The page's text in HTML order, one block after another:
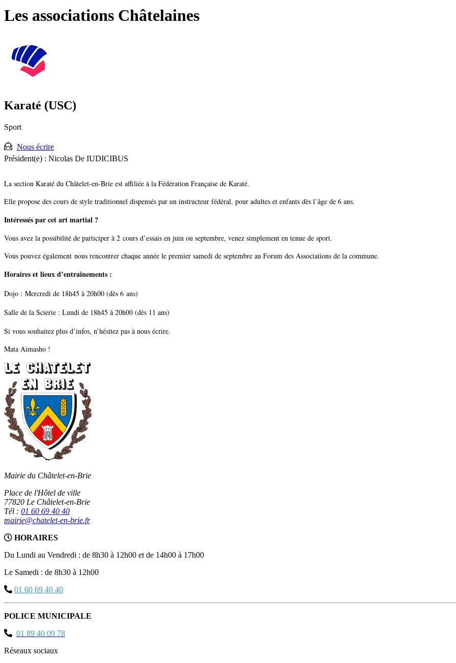
Les associations Châtelaines
Karaté (USC)
Sport
Nous écrire
Président(e) : Nicolas De IUDICIBUS
La section Karaté du Châtelet-en-Brie est affiliée à la Fédération Française de Karaté.
Elle propose des cours de style traditionnel dispensés par un instructeur fédéral, pour adultes et enfants dès l’âge de 6 ans.
Intéressés par cet art martial ?
Vous avez la possibilité de participer à 2 cours d’essais en juin ou septembre, venez simplement en tenue de sport.
Vous pouvez également nous rencontrer chaque année le premier samedi de septembre au Forum des Associations de la commune.
Horaires et lieux d’entraînements :
Dojo : Mercredi de 18h45 à 20h00 (dès 6 ans)
Salle de la Scierie : Lundi de 18h45 à 20h00 (dès 11 ans)
Si vous souhaitez plus d’infos, n’hésitez pas à nous écrire.
Mata Aimasho !
Mairie du Châtelet-en-Brie
Place de l'Hôtel de ville
77820 Le Châtelet-en-Brie
Tél : 01 60 69 40 40
mairie@chatelet-en-brie.fr
HORAIRES
Du Lundi au Vendredi : de 8h30 à 12h00 et de 14h00 à 17h00
Le Samedi : de 8h30 à 12h00
01 60 69 40 40
POLICE MUNICIPALE
01 89 40 09 78
Réseaux sociaux